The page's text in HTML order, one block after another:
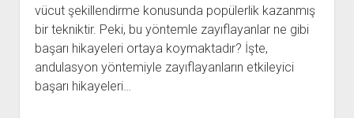
vücut şekillendirme konusunda popülerlik kazanmış
bir tekniktir. Peki, bu yöntemle zayıflayanlar ne gibi
başarı hikayeleri ortaya koymaktadır? İşte,
andulasyon yöntemiyle zayıflayanların etkileyici
başarı hikayeleri…